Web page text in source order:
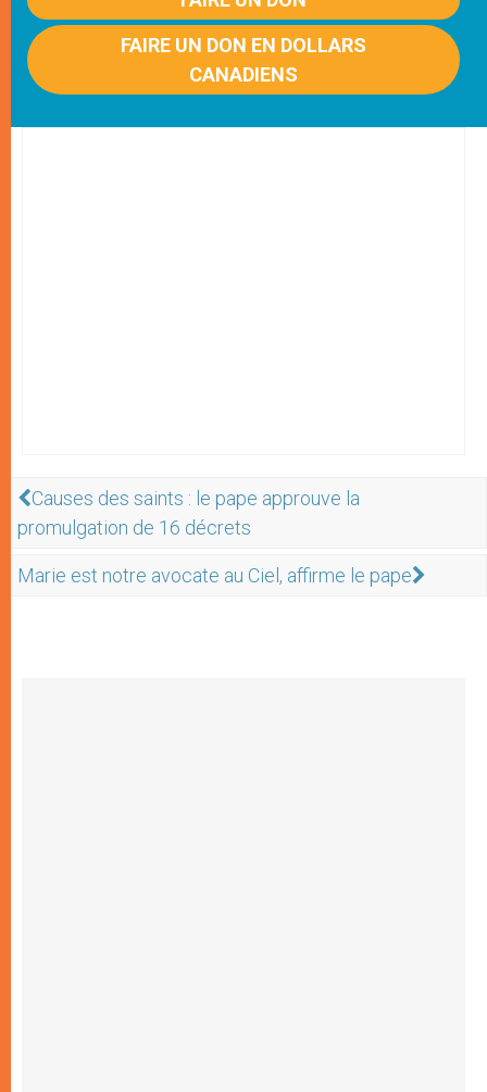
FAIRE UN DON EN DOLLARS
CANADIENS
Causes des saints : le pape approuve la
promulgation de 16 décrets
Marie est notre avocate au Ciel, affirme le pape